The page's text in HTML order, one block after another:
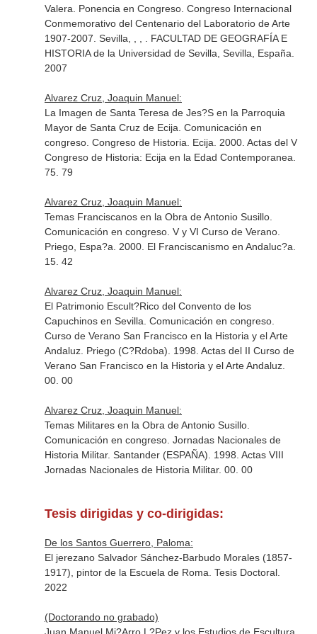
Valera. Ponencia en Congreso. Congreso Internacional
Conmemorativo del Centenario del Laboratorio de Arte
1907-2007. Sevilla, , , . FACULTAD DE GEOGRAFÍA E
HISTORIA de la Universidad de Sevilla, Sevilla, España.
2007
Alvarez Cruz, Joaquin Manuel:
La Imagen de Santa Teresa de Jes?S en la Parroquia
Mayor de Santa Cruz de Ecija. Comunicación en
congreso. Congreso de Historia. Ecija. 2000. Actas del V
Congreso de Historia: Ecija en la Edad Contemporanea.
75. 79
Alvarez Cruz, Joaquin Manuel:
Temas Franciscanos en la Obra de Antonio Susillo.
Comunicación en congreso. V y VI Curso de Verano.
Priego, Espa?a. 2000. El Franciscanismo en Andaluc?a.
15. 42
Alvarez Cruz, Joaquin Manuel:
El Patrimonio Escult?Rico del Convento de los
Capuchinos en Sevilla. Comunicación en congreso.
Curso de Verano San Francisco en la Historia y el Arte
Andaluz. Priego (C?Rdoba). 1998. Actas del II Curso de
Verano San Francisco en la Historia y el Arte Andaluz.
00. 00
Alvarez Cruz, Joaquin Manuel:
Temas Militares en la Obra de Antonio Susillo.
Comunicación en congreso. Jornadas Nacionales de
Historia Militar. Santander (ESPAÑA). 1998. Actas VIII
Jornadas Nacionales de Historia Militar. 00. 00
Tesis dirigidas y co-dirigidas:
De los Santos Guerrero, Paloma:
El jerezano Salvador Sánchez-Barbudo Morales (1857-
1917), pintor de la Escuela de Roma. Tesis Doctoral.
2022
(Doctorando no grabado)